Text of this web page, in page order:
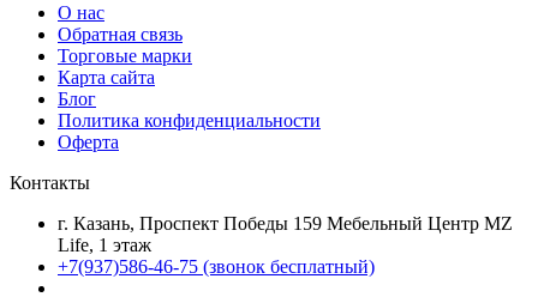
О нас
Обратная связь
Торговые марки
Карта сайта
Блог
Политика конфиденциальности
Оферта
Контакты
г. Казань, Проспект Победы 159 Мебельный Центр MZ
Life, 1 этаж
+7(937)586-46-75 (звонок бесплатный)